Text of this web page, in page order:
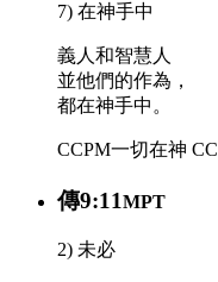
7) 在神手中
義人和智慧人
並他們的作為，
都在神手中。
CCPM一切在神
傳9:11MPT
2) 未必